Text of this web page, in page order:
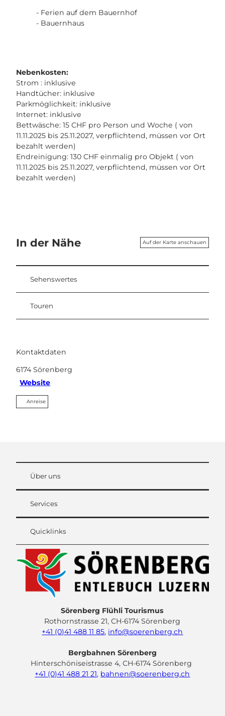
- Ferien auf dem Bauernhof
- Bauernhaus
Nebenkosten:
Strom : inklusive
Handtücher: inklusive
Parkmöglichkeit: inklusive
Internet: inklusive
Bettwäsche: 15 CHF pro Person und Woche ( von
11.11.2025 bis 25.11.2027, verpflichtend, müssen vor Ort
bezahlt werden)
Endreinigung: 130 CHF einmalig pro Objekt ( von
11.11.2025 bis 25.11.2027, verpflichtend, müssen vor Ort
bezahlt werden)
In der Nähe Auf der Karte anschauen
Sehenswertes
Touren
Kontaktdaten
6174 Sörenberg
Website
Anreise
Über uns
Services
Quicklinks
Sörenberg Flühli Tourismus
Rothornstrasse 21, CH-6174 Sörenberg
+41 (0)41 488 11 85, info@soerenberg.ch
Bergbahnen Sörenberg
Hinterschöniseistrasse 4, CH-6174 Sörenberg
+41 (0)41 488 21 21, bahnen@soerenberg.ch